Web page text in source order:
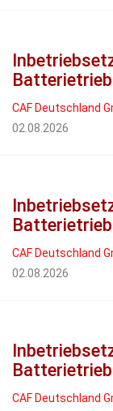
CAF Deutschland
02.08.2026
CAF Deutschland
02.08.2026
CAF Deutschland